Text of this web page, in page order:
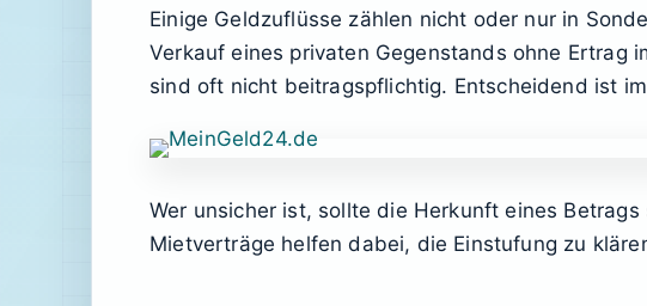
Einige Geldzuflüsse zählen nicht oder nur in
Verkauf eines privaten Gegenstands ohne Ertrag
sind oft nicht beitragspflichtig. Entscheidend ist
Wer unsicher ist, sollte die Herkunft eines
Mietverträge helfen dabei, die Einstufung zu